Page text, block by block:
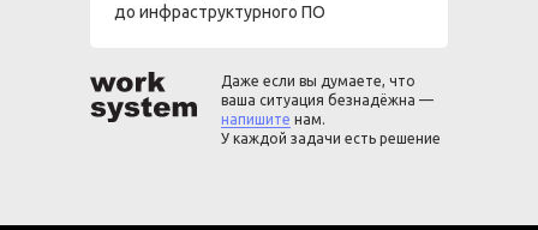
до инфраструктурного ПО
Даже если вы думаете, что
ваша ситуация безнадёжна —
напишите нам.
У каждой задачи есть решение